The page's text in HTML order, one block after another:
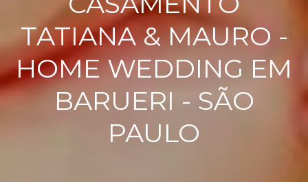
TATIANA & MAURO -
HOME WEDDING EM
BARUERI - SÃO
PAULO